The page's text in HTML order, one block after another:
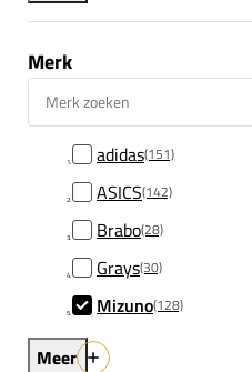
Merk
adidas(151)
ASICS(142)
Brabo(28)
Grays(30)
Mizuno(128)
Meer